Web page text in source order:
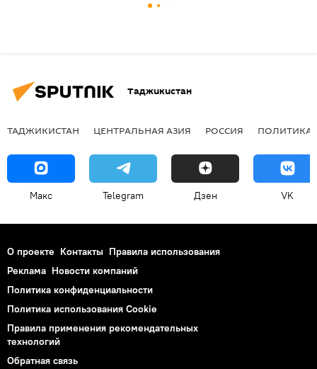
Таджикистан
ТАДЖИКИСТАН ЦЕНТРАЛЬНАЯ АЗИЯ РОССИЯ ПОЛИТИКА
Макс Telegram Дзен VK
О проекте Контакты Правила использования
Реклама Новости компаний
Политика конфиденциальности
Политика использования Cookie
Правила применения рекомендательных
технологий
Обратная связь